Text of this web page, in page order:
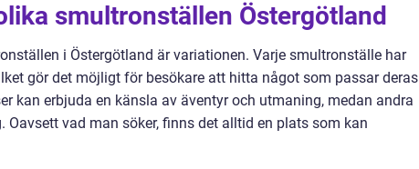
smultronställen Östergötland
i Östergötland är variationen. Varje smultronställe har
gör det möjligt för besökare att hitta något som passar deras
kan erbjuda en känsla av äventyr och utmaning, medan andra
vad man söker, finns det alltid en plats som kan